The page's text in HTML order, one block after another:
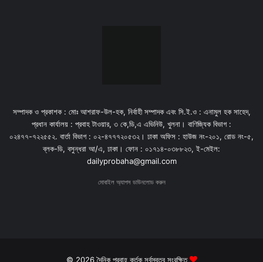
সম্পাদক ও প্রকাশক : মোঃ আশরাফ-উল-হক, নির্বাহী সম্পাদক এবং সি.ই.ও : এনামুল হক সাহেদ,
প্রধান কার্যালয় : প্রবাহ টাওয়ার, ৩ কে,ডি,এ এভিনিউ, খুলনা। বাণিজ্যিক বিভাগ :
০২৪৭৭-৭২২৫৫২. বার্তা বিভাগ : ০২-৪৭৭৭২০৫৩২। ঢাকা অফিস : হাউজ নং-২০১, রোড নং-৫,
ব্লক-ডি, বসুন্ধরা আ/এ, ঢাকা। ফোন : ০১৭১৪-০৩৮৮২৩, ই-মেইল:
dailyprobaha@gmail.com
মোবাইল অ্যাপস ডাউনলোড করুন
© 2026 দৈনিক প্রবাহ কর্তৃক সর্বস্বত্ব সংরক্ষিত